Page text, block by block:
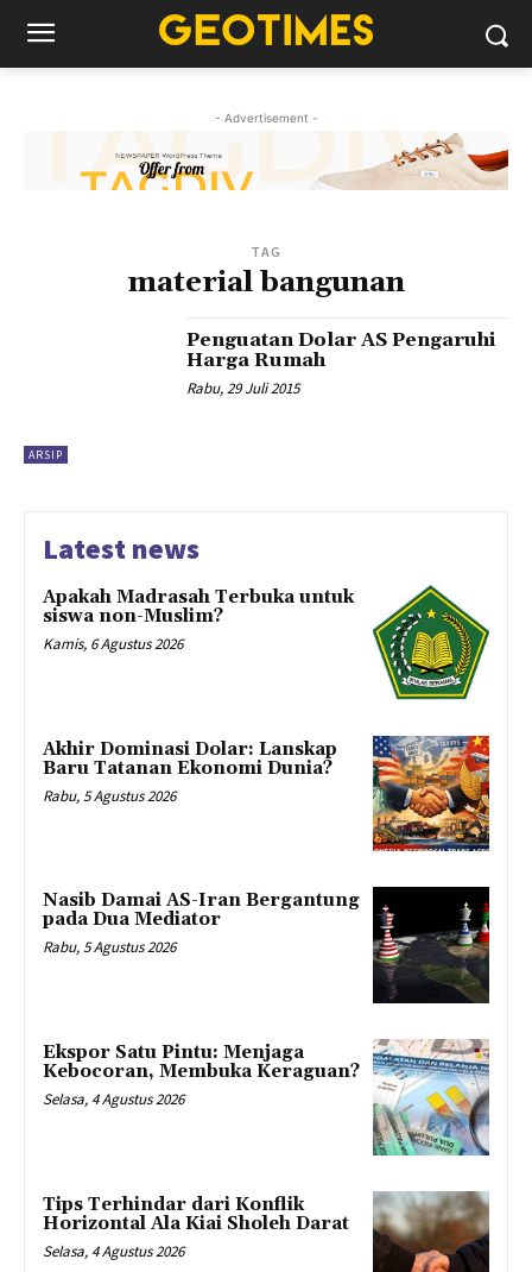
- Advertisement -
TAG
material bangunan
ARSIP
Penguatan Dolar AS Pengaruhi
Harga Rumah
Rabu, 29 Juli 2015
Latest news
Apakah Madrasah Terbuka untuk
siswa non-Muslim?
Kamis, 6 Agustus 2026
Akhir Dominasi Dolar: Lanskap
Baru Tatanan Ekonomi Dunia?
Rabu, 5 Agustus 2026
Nasib Damai AS-Iran Bergantung
pada Dua Mediator
Rabu, 5 Agustus 2026
Ekspor Satu Pintu: Menjaga
Kebocoran, Membuka Keraguan?
Selasa, 4 Agustus 2026
Tips Terhindar dari Konflik
Horizontal Ala Kiai Sholeh Darat
Selasa, 4 Agustus 2026